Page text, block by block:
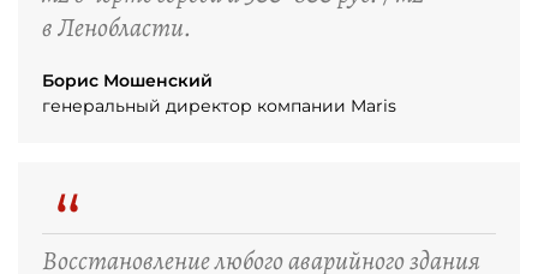
в Ленобласти.
Борис Мошенский
генеральный директор компании Maris
“
Восстановление любого аварийного здания